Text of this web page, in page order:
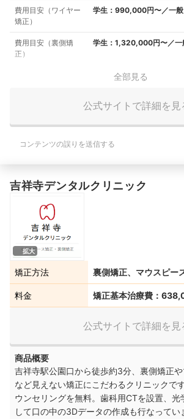
費用目安（ワイヤー
矯正）
学生：990,000円〜／一
費用目安（裏側矯
正）
学生：1,320,000円〜／
全部見る
公式サイトで詳細を見
コンテンツの誤りを送信する
吉祥寺デンタルクリニック
拡大
矯正方法 裏側矯正、マウスピー
料金 矯正基本治療費：
公式サイトで詳細を見
商品概要
吉祥寺駅公園口から徒歩約3分、裏側矯正
など見えない矯正にこだわるクリニックで
ウンセリングを無料。歯科用CTを設置、光
して口の中の3Dデータの作成も行なってい